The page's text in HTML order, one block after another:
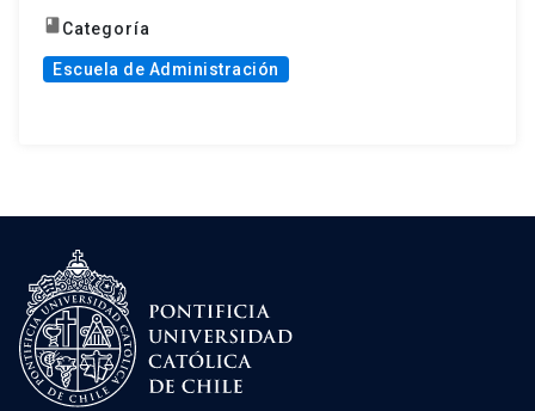
book Categoría
Escuela de Administración